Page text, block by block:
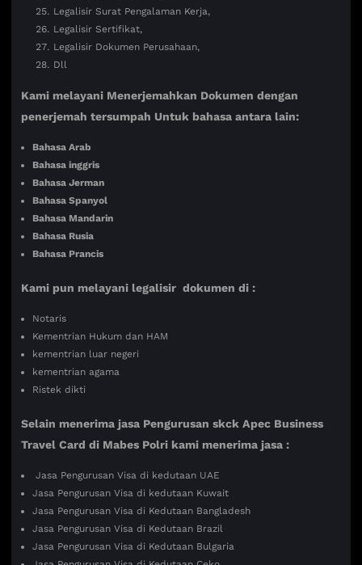
Legalisir Surat Pengalaman Kerja,
Legalisir Sertifikat,
Legalisir Dokumen Perusahaan,
Dll
Kami melayani Menerjemahkan Dokumen dengan
penerjemah tersumpah Untuk bahasa antara lain:
Bahasa Arab
Bahasa inggris
Bahasa Jerman
Bahasa Spanyol
Bahasa Mandarin
Bahasa Rusia
Bahasa Prancis
Kami pun melayani legalisir dokumen di :
Notaris
Kementrian Hukum dan HAM
kementrian luar negeri
kementrian agama
Ristek dikti
Selain menerima jasa Pengurusan skck Apec Business
Travel Card di Mabes Polri kami menerima jasa :
Jasa Pengurusan Visa di kedutaan UAE
Jasa Pengurusan Visa di kedutaan Kuwait
Jasa Pengurusan Visa di Kedutaan Bangladesh
Jasa Pengurusan Visa di Kedutaan Brazil
Jasa Pengurusan Visa di Kedutaan Bulgaria